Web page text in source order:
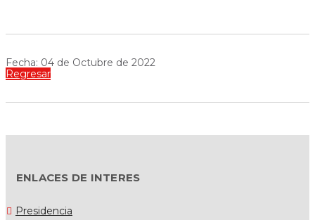
Fecha: 04 de Octubre de 2022
Regresar
ENLACES DE INTERES
Presidencia